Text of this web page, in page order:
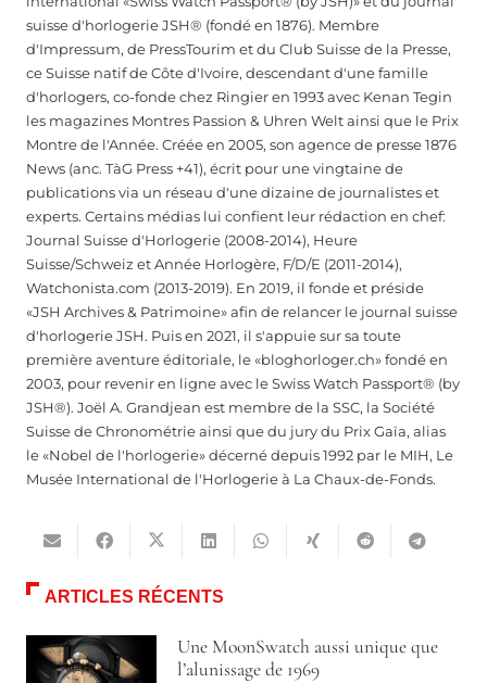
suisse d'horlogerie JSH® (fondé en 1876). Membre
d'Impressum, de PressTourim et du Club Suisse de la Presse,
ce Suisse natif de Côte d'Ivoire, descendant d'une famille
d'horlogers, co-fonde chez Ringier en 1993 avec Kenan Tegin
les magazines Montres Passion & Uhren Welt ainsi que le Prix
Montre de l'Année. Créée en 2005, son agence de presse 1876
News (anc. TàG Press +41), écrit pour une vingtaine de
publications via un réseau d'une dizaine de journalistes et
experts. Certains médias lui confient leur rédaction en chef:
Journal Suisse d'Horlogerie (2008-2014), Heure
Suisse/Schweiz et Année Horlogère, F/D/E (2011-2014),
Watchonista.com (2013-2019). En 2019, il fonde et préside
«JSH Archives & Patrimoine» afin de relancer le journal suisse
d'horlogerie JSH. Puis en 2021, il s'appuie sur sa toute
première aventure éditoriale, le «bloghorloger.ch» fondé en
2003, pour revenir en ligne avec le Swiss Watch Passport® (by
JSH®). Joël A. Grandjean est membre de la SSC, la Société
Suisse de Chronométrie ainsi que du jury du Prix Gaïa, alias
le «Nobel de l'horlogerie» décerné depuis 1992 par le MIH, Le
Musée International de l'Horlogerie à La Chaux-de-Fonds.
ARTICLES RÉCENTS
Une MoonSwatch aussi unique que
l’alunissage de 1969